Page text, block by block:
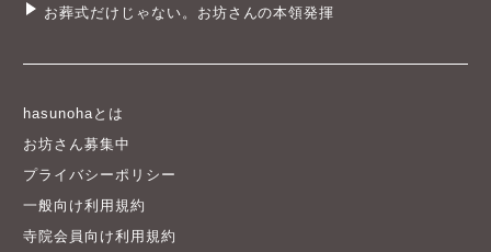
お葬式だけじゃない。お坊さんの本領発揮
hasunohaとは
お坊さん募集中
プライバシーポリシー
一般向け利用規約
寺院会員向け利用規約